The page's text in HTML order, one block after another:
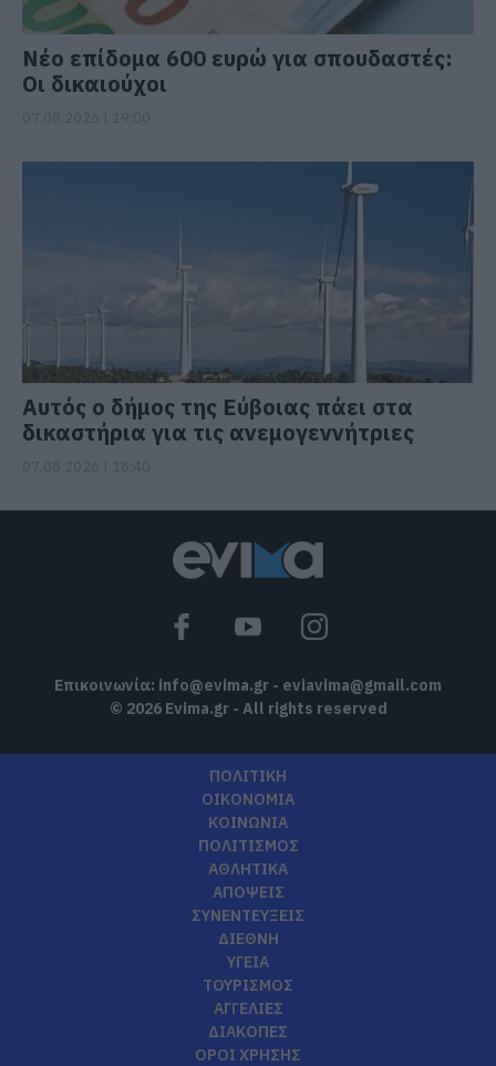
Νέο επίδομα 600 ευρώ για σπουδαστές:
Οι δικαιούχοι
Αυτός ο δήμος της Εύβοιας πάει στα
δικαστήρια για τις ανεμογεννήτριες
Επικοινωνία: info@evima.gr - eviavima@gmail.com
© 2026 Evima.gr - All rights reserved
ΠΟΛΙΤΙΚΗ
ΟΙΚΟΝΟΜΙΑ
ΚΟΙΝΩΝΙΑ
ΠΟΛΙΤΙΣΜΟΣ
ΑΘΛΗΤΙΚΑ
ΑΠΟΨΕΙΣ
ΣΥΝΕΝΤΕΥΞΕΙΣ
ΔΙΕΘΝΗ
ΥΓΕΙΑ
ΤΟΥΡΙΣΜΟΣ
ΑΓΓΕΛΙΕΣ
ΔΙΑΚΟΠΕΣ
ΟΡΟΙ ΧΡΗΣΗΣ